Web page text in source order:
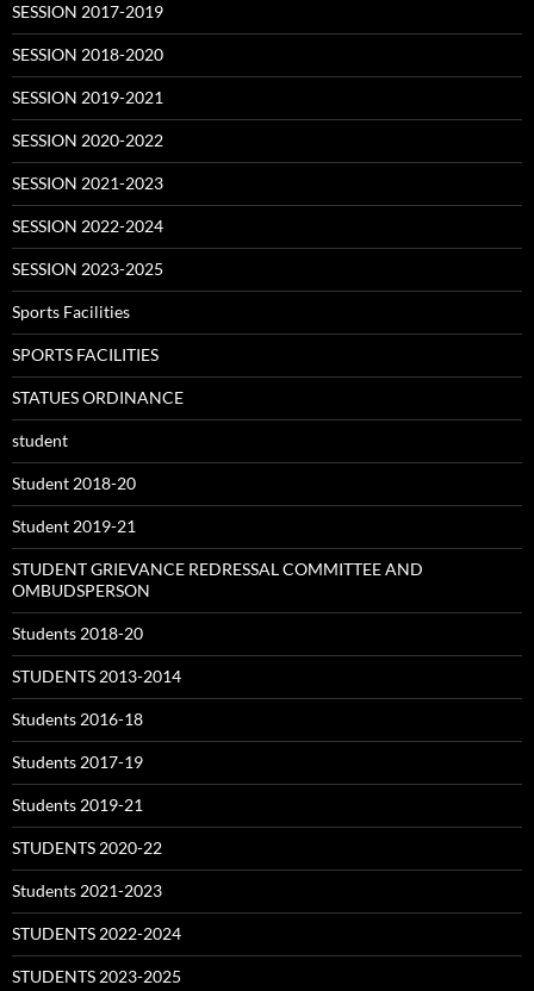
SESSION 2017-2019
SESSION 2018-2020
SESSION 2019-2021
SESSION 2020-2022
SESSION 2021-2023
SESSION 2022-2024
SESSION 2023-2025
Sports Facilities
SPORTS FACILITIES
STATUES ORDINANCE
student
Student 2018-20
Student 2019-21
STUDENT GRIEVANCE REDRESSAL COMMITTEE AND
OMBUDSPERSON
Students 2018-20
STUDENTS 2013-2014
Students 2016-18
Students 2017-19
Students 2019-21
STUDENTS 2020-22
Students 2021-2023
STUDENTS 2022-2024
STUDENTS 2023-2025